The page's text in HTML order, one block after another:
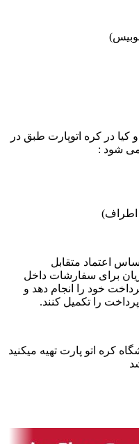
کیا در کره اتوپارت طبق در
شود :
اطراف)
اعتماد متقابل
برای سفارشات داخل
خود را انجام دهد و
را تکمیل کنند.
کره اتو پارت تهیه میکنید